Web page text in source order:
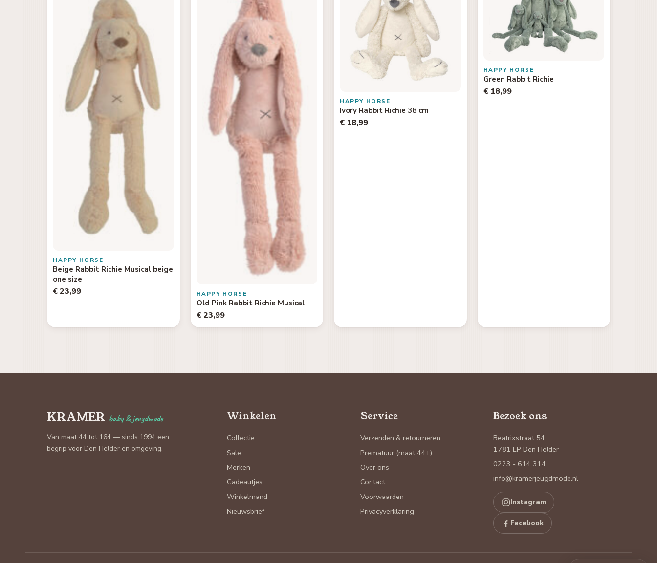
HAPPY HORSE
Beige Rabbit Richie Musical beige
one size
€ 23,99 HAPPY HORSE
Old Pink Rabbit Richie Musical
€ 23,99
HAPPY HORSE
Ivory Rabbit Richie 38 cm
€ 18,99
HAPPY HORSE
Green Rabbit Richie
€ 18,99
KRAMER baby & jeugdmode
Van maat 44 tot 164 — sinds 1994 een
begrip voor Den Helder en omgeving.
Winkelen
Collectie
Sale
Merken
Cadeautjes
Winkelmand
Nieuwsbrief
Service
Verzenden & retourneren
Prematuur (maat 44+)
Over ons
Contact
Voorwaarden
Privacyverklaring
Bezoek ons
Beatrixstraat 54
1781 EP Den Helder
0223 - 614 314
info@kramerjeugdmode.nl
Instagram
Facebook